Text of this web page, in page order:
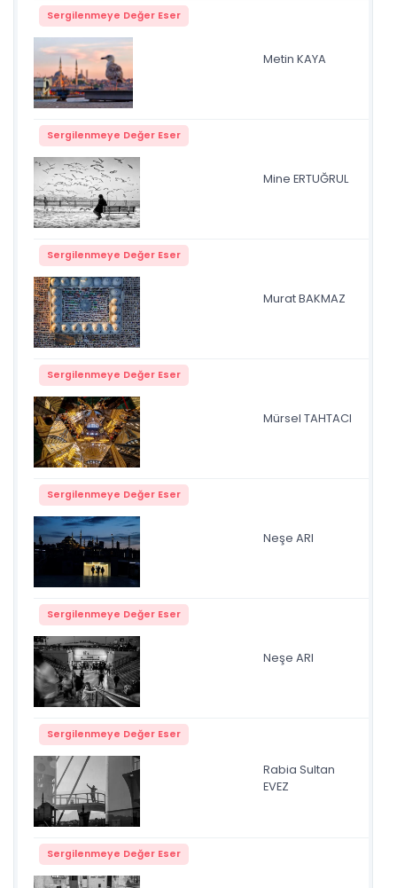
Sergilenmeye Değer Eser
Metin KAYA
Sergilenmeye Değer Eser
Mine ERTUĞRUL
Sergilenmeye Değer Eser
Murat BAKMAZ
Sergilenmeye Değer Eser
Mürsel TAHTACI
Sergilenmeye Değer Eser
Neşe ARI
Sergilenmeye Değer Eser
Neşe ARI
Sergilenmeye Değer Eser
Rabia Sultan
EVEZ
Sergilenmeye Değer Eser